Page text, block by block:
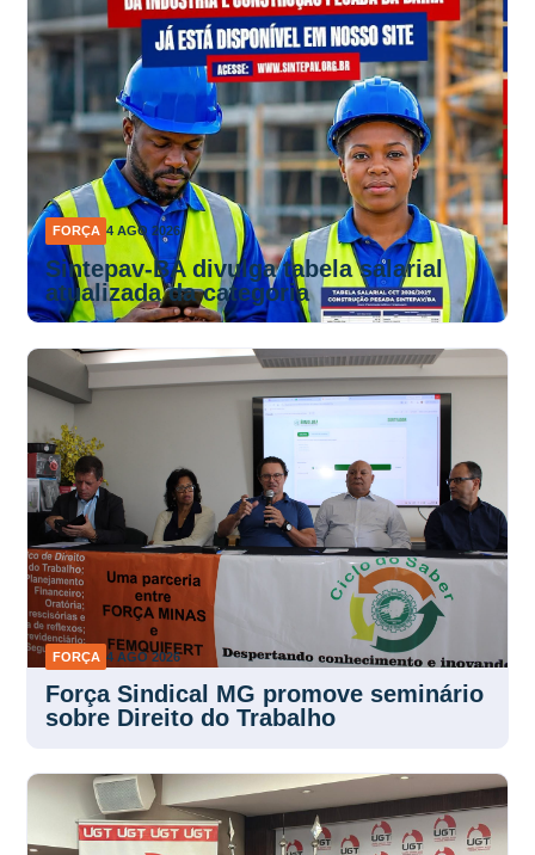
FORÇA 4 AGO 2026
Sintepav-BA divulga tabela salarial
atualizada da categoria
FORÇA 4 AGO 2026
Força Sindical MG promove seminário
sobre Direito do Trabalho